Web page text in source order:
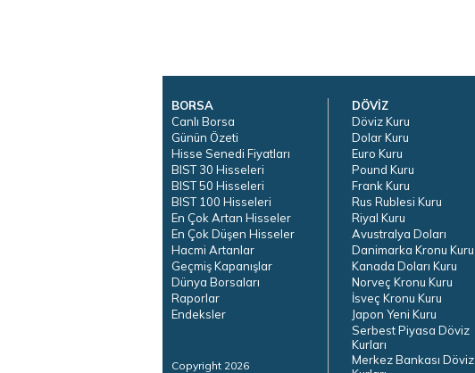
BORSA
Canlı Borsa
Günün Özeti
Hisse Senedi Fiyatları
BIST 30 Hisseleri
BIST 50 Hisseleri
BIST 100 Hisseleri
En Çok Artan Hisseler
En Çok Düşen Hisseler
Hacmi Artanlar
Geçmiş Kapanışlar
Dünya Borsaları
Raporlar
Endeksler
Copyright 2026
DÖVİZ
Döviz Kuru
Dolar Kuru
Euro Kuru
Pound Kuru
Frank Kuru
Rus Rublesi Kuru
Riyal Kuru
Avustralya Doları
Danimarka Kronu Kuru
Kanada Doları Kuru
Norveç Kronu Kuru
İsveç Kronu Kuru
Japon Yeni Kuru
Serbest Piyasa Döviz
Kurları
Merkez Bankası Döviz